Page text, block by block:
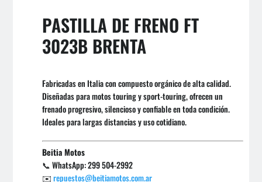
PASTILLA DE FRENO FT
3023B BRENTA
Fabricadas en Italia con compuesto orgánico de alta calidad.
Diseñadas para motos touring y sport-touring, ofrecen un
frenado progresivo, silencioso y confiable en toda condición.
Ideales para largas distancias y uso cotidiano.
Beitia Motos
📞 WhatsApp: 299 504-2992
✉️repuestos@beitiamotos.com.ar